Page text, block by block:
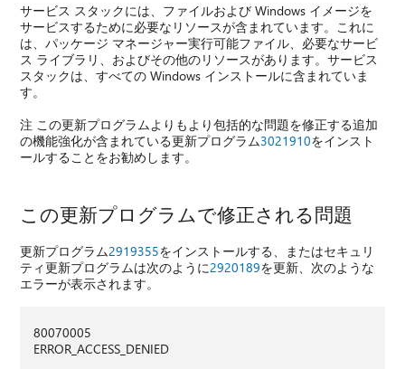
サービス スタックには、ファイルおよび Windows イメージを
サービスするために必要なリソースが含まれています。これに
は、パッケージ マネージャー実行可能ファイル、必要なサービ
ス ライブラリ、およびその他のリソースがあります。サービス
スタックは、すべての Windows インストールに含まれていま
す。
注 この更新プログラムよりもより包括的な問題を修正する追加
の機能強化が含まれている更新プログラム3021910をインスト
ールすることをお勧めします。
この更新プログラムで修正される問題
更新プログラム2919355をインストールする、またはセキュリ
ティ更新プログラムは次のように2920189を更新、次のような
エラーが表示されます。
80070005
ERROR_ACCESS_DENIED